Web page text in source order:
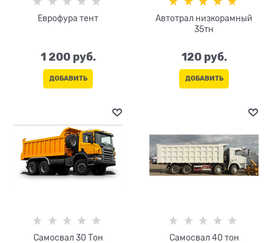
Еврофура тент
1 200 руб.
ДОБАВИТЬ
Автотрал низкорамный
35тн
120 руб.
ДОБАВИТЬ
Самосвал 30 Тон Самосвал 40 тон